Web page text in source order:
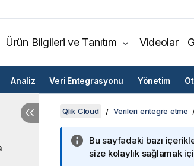
Ürün Bilgileri ve Tanıtım Videolar
Analiz Veri Entegrasyonu Yönetim
Qlik Cloud Verileri entegre etme
Bu sayfadaki bazı
size kolaylık sağlamak